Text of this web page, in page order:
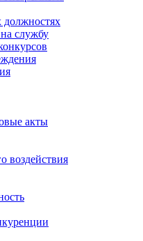
должностях
службу
акты
воздействия